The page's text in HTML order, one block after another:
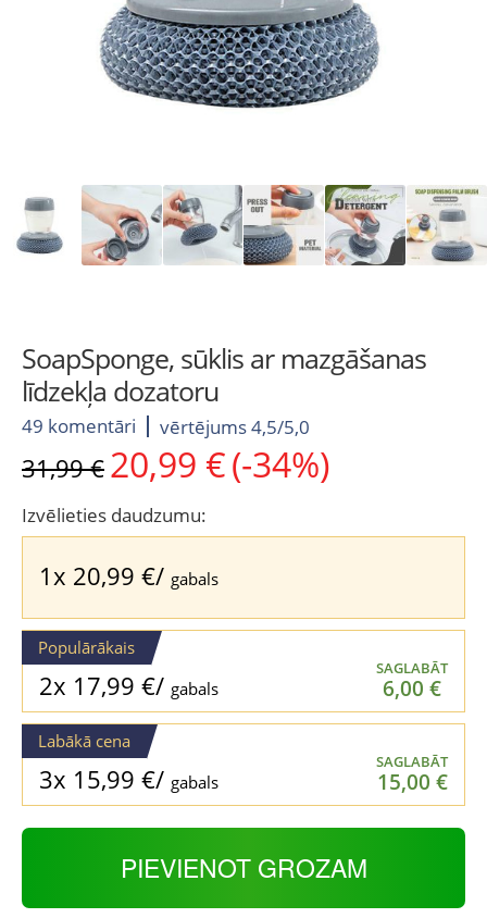
SoapSponge, sūklis ar mazgāšanas
līdzekļa dozatoru
49 komentāri vērtējums 4,5/5,0
31,99€ Original
price
was:
31,99 €.
20,99 € Current
price
20,99 €.
(-34%)
Izvēlieties daudzumu:
1x 20,99 €/ gabals
Populārākais
2x 17,99 €/ gabals
SAGLABĀT
6,00 €
Labākā cena
3x 15,99 €/ gabals
SAGLABĀT
15,00 €
PIEVIENOT GROZAM